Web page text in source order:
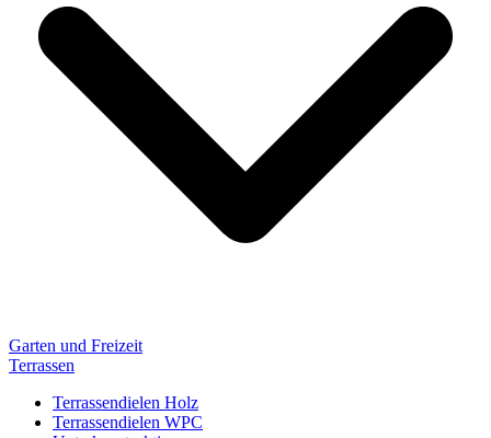
Garten und Freizeit
Terrassen
Terrassendielen Holz
Terrassendielen WPC